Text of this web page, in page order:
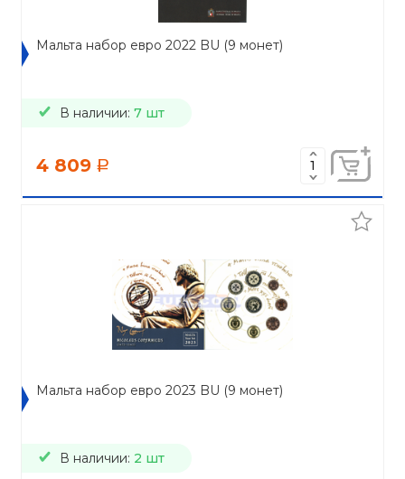
Мальта набор евро 2022 BU (9 монет)
В наличии: 7 шт
4 809 a
Мальта набор евро 2023 BU (9 монет)
В наличии: 2 шт